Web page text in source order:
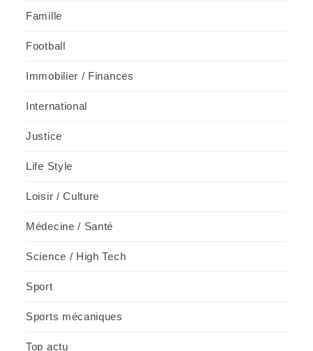
Famille
Football
Immobilier / Finances
International
Justice
Life Style
Loisir / Culture
Médecine / Santé
Science / High Tech
Sport
Sports mécaniques
Top actu